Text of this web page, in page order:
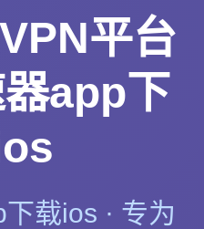
平台
app下
载ios · 专为